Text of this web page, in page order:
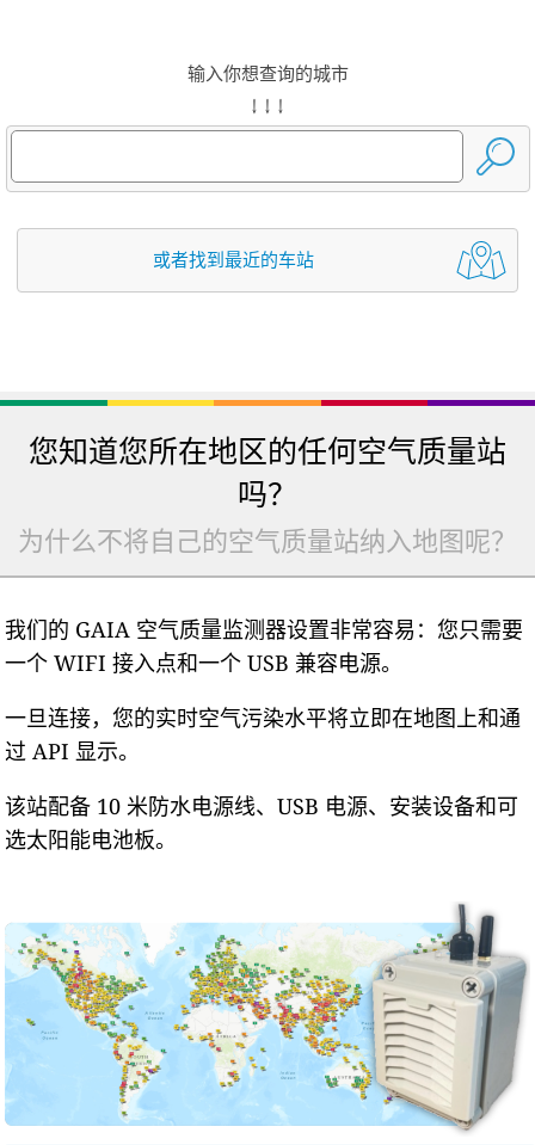
输入你想查询的城市
↓ ↓ ↓
或者找到最近的车站
您知道您所在地区的任何空气质量站
吗？
为什么不将自己的空气质量站纳入地图呢？
我们的 GAIA 空气质量监测器设置非常容易：您只需要
一个 WIFI 接入点和一个 USB 兼容电源。
一旦连接，您的实时空气污染水平将立即在地图上和通
过 API 显示。
该站配备 10 米防水电源线、USB 电源、安装设备和可
选太阳能电池板。